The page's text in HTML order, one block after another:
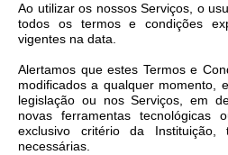
Ao utilizar os nossos Serviços, o
todos os termos e condições
vigentes na data.
Alertamos que estes Termos e
modificados a qualquer momento,
legislação ou nos Serviços, em
novas ferramentas tecnológicas
exclusivo critério da Instituição,
necessárias.